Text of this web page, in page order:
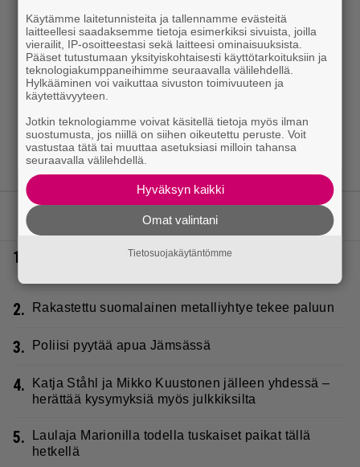
LUETUIMMAT JUTUT
1.
25 vuoden odotus ohi – rakastettu rockyhtye palaa
2. Rakastettu suomalainen metalliyhtye tekee paluun
3. Poliisi pyytää apua Jämsässä
4.
Katja Ståhl ja Mikko Kuustonen jälleen yhdessä –
herättää kysymyksiä myös julkkiksilta
5.
Laulaja Marionilla todella tuskaiset paikat tällä
hetkellä
Käytämme laitetunnisteita ja tallennamme evästeitä
laitteellesi saadaksemme tietoja esimerkiksi sivuista, joilla
vierailit, IP-osoitteestasi sekä laitteesi ominaisuuksista.
Pääset tutustumaan yksityiskohtaisesti käyttötarkoituksiin ja
teknologiakumppaneihimme seuraavalla välilehdellä.
Hylkääminen voi vaikuttaa sivuston toimivuuteen ja
käytettävyyteen.
Jotkin teknologiamme voivat käsitellä tietoja myös ilman
suostumusta, jos niillä on siihen oikeutettu peruste. Voit
vastustaa tätä tai muuttaa asetuksiasi milloin tahansa
seuraavalla välilehdellä.
Hyväksyn kaikki
Omat valintani
Tietosuojakäytäntömme